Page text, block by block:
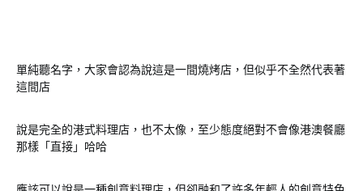
單純聽名字，大家會認為說這是一間燒烤店，但似乎不全然代表著
這間店
說是完全的港式料理店，也不太像，至少態度絕對不會像港澳餐廳
那樣「直接」哈哈